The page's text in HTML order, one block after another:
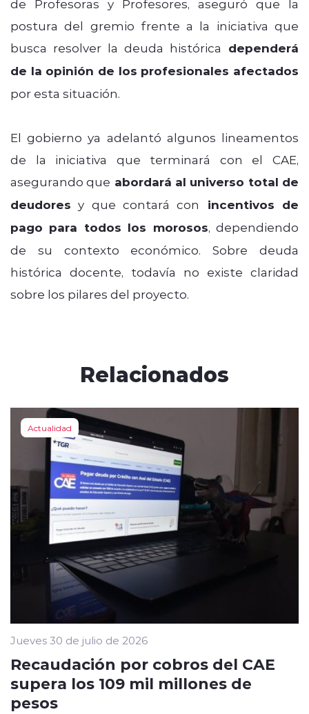
de Profesoras y Profesores, aseguró que la
postura del gremio frente a la iniciativa que
busca resolver la deuda histórica dependerá
de la opinión de los profesionales afectados
por esta situación.
El gobierno ya adelantó algunos lineamentos
de la iniciativa que terminará con el CAE,
asegurando que abordará al universo total de
deudores y que contará con
incentivos de
pago para todos los morosos, dependiendo
de su contexto económico. Sobre deuda
histórica docente, todavía no existe claridad
sobre los pilares del proyecto.
Relacionados
Actualidad
Jueves 30 de julio de 2026
Recaudación por cobros del CAE
supera los 109 mil millones de
pesos